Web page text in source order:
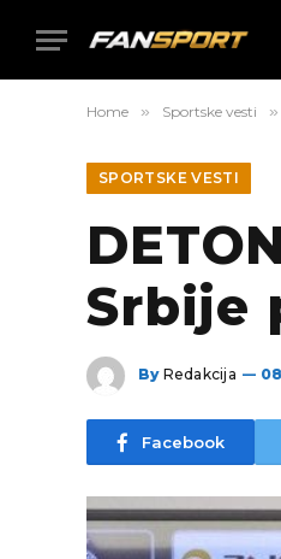
Home » Sportske vesti »
SPORTSKE VESTI
Srbije
By Redakcija
Facebook